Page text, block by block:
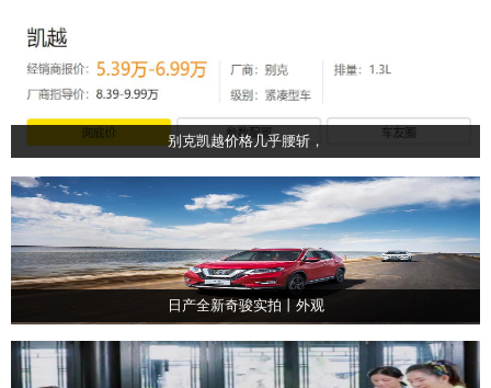
别克凯越价格几乎腰斩，
日产全新奇骏实拍丨外观